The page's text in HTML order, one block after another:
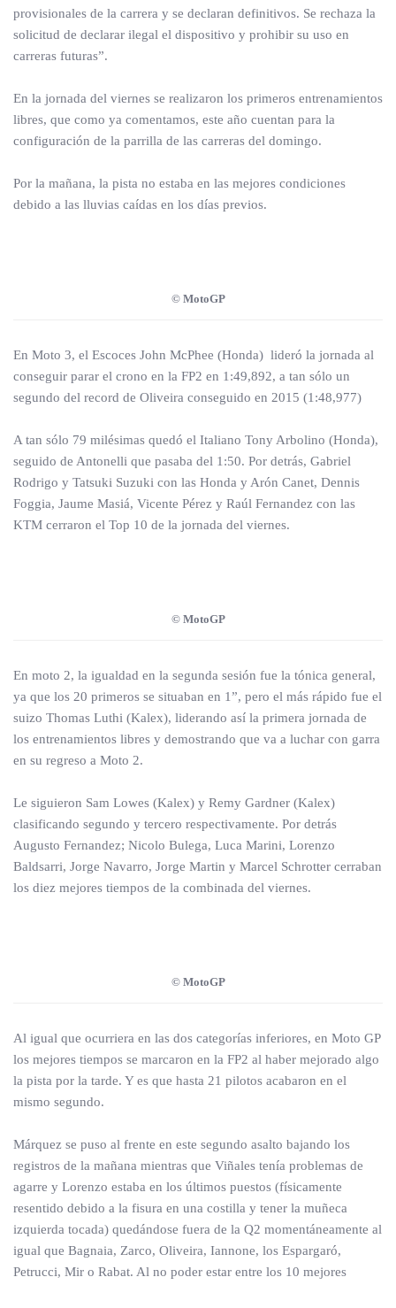
provisionales de la carrera y se declaran definitivos. Se rechaza la
solicitud de declarar ilegal el dispositivo y prohibir su uso en
carreras futuras”.
En la jornada del viernes se realizaron los primeros entrenamientos
libres, que como ya comentamos, este año cuentan para la
configuración de la parrilla de las carreras del domingo.
Por la mañana, la pista no estaba en las mejores condiciones
debido a las lluvias caídas en los días previos.
© MotoGP
En Moto 3, el Escoces John McPhee (Honda) lideró la jornada al
conseguir parar el crono en la FP2 en 1:49,892, a tan sólo un
segundo del record de Oliveira conseguido en 2015 (1:48,977)
A tan sólo 79 milésimas quedó el Italiano Tony Arbolino (Honda),
seguido de Antonelli que pasaba del 1:50. Por detrás, Gabriel
Rodrigo y Tatsuki Suzuki con las Honda y Arón Canet, Dennis
Foggia, Jaume Masiá, Vicente Pérez y Raúl Fernandez con las
KTM cerraron el Top 10 de la jornada del viernes.
© MotoGP
En moto 2, la igualdad en la segunda sesión fue la tónica general,
ya que los 20 primeros se situaban en 1”, pero el más rápido fue el
suizo Thomas Luthi (Kalex), liderando así la primera jornada de
los entrenamientos libres y demostrando que va a luchar con garra
en su regreso a Moto 2.
Le siguieron Sam Lowes (Kalex) y Remy Gardner (Kalex)
clasificando segundo y tercero respectivamente. Por detrás
Augusto Fernandez; Nicolo Bulega, Luca Marini, Lorenzo
Baldsarri, Jorge Navarro, Jorge Martin y Marcel Schrotter cerraban
los diez mejores tiempos de la combinada del viernes.
© MotoGP
Al igual que ocurriera en las dos categorías inferiores, en Moto GP
los mejores tiempos se marcaron en la FP2 al haber mejorado algo
la pista por la tarde. Y es que hasta 21 pilotos acabaron en el
mismo segundo.
Márquez se puso al frente en este segundo asalto bajando los
registros de la mañana mientras que Viñales tenía problemas de
agarre y Lorenzo estaba en los últimos puestos (físicamente
resentido debido a la fisura en una costilla y tener la muñeca
izquierda tocada) quedándose fuera de la Q2 momentáneamente al
igual que Bagnaia, Zarco, Oliveira, Iannone, los Espargaró,
Petrucci, Mir o Rabat. Al no poder estar entre los 10 mejores